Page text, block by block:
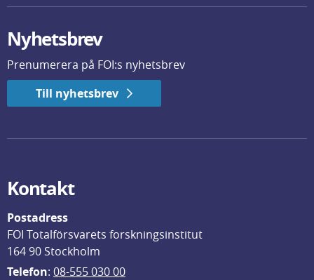
Nyhetsbrev
Prenumerera på FOI:s nyhetsbrev
Till nyhetsbrev
Kontakt
Postadress
FOI Totalförsvarets forskningsinstitut
164 90 Stockholm
Telefon: 08-555 030 00